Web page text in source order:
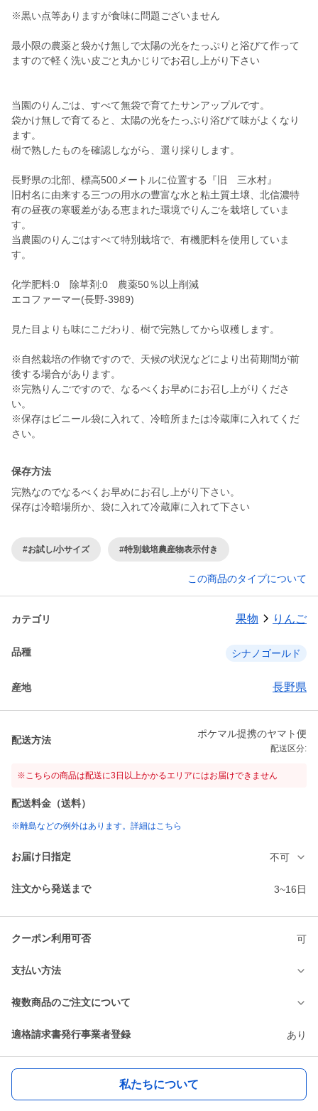
※黒い点等ありますが食味に問題ございません
最小限の農薬と袋かけ無しで太陽の光をたっぷりと浴びて作って
ますので軽く洗い皮ごと丸かじりでお召し上がり下さい
当園のりんごは、すべて無袋で育てたサンアップルです。
袋かけ無しで育てると、太陽の光をたっぷり浴びて味がよくなり
ます。
樹で熟したものを確認しながら、選り採りします。
長野県の北部、標高500メートルに位置する『旧 三水村』
旧村名に由来する三つの用水の豊富な水と粘土質土壌、北信濃特
有の昼夜の寒暖差がある恵まれた環境でりんごを栽培していま
す。
当農園のりんごはすべて特別栽培で、有機肥料を使用していま
す。
化学肥料:0 除草剤:0 農薬50％以上削減
エコファーマー(長野-3989)
見た目よりも味にこだわり、樹で完熟してから収穫します。
※自然栽培の作物ですので、天候の状況などにより出荷期間が前
後する場合があります。
※完熟りんごですので、なるべくお早めにお召し上がりくださ
い。
※保存はビニール袋に入れて、冷暗所または冷蔵庫に入れてくだ
保存方法
完熟なのでなるべくお早めにお召し上がり下さい。
保存は冷暗場所か、袋に入れて冷蔵庫に入れて下さい
#お試し/小サイズ #特別栽培農産物表示付き
この商品のタイプについて
カテゴリ 果物 りんご
品種 シナノゴールド
産地 長野県
配送方法
ポケマル提携のヤマト便
配送区分:
※こちらの商品は配送に3日以上かかるエリアにはお届けできません
配送料金（送料）
※離島などの例外はあります。詳細はこちら
お届け日指定 不可
注文から発送まで 3~16日
クーポン利用可否 可
支払い方法
複数商品のご注文について
適格請求書発行事業者登録 あり
私たちについて